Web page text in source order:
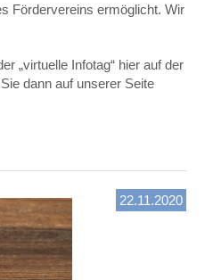
Fördervereins ermöglicht. Wir
„virtuelle Infotag“ hier auf der
dann auf unserer Seite
22.11.2020